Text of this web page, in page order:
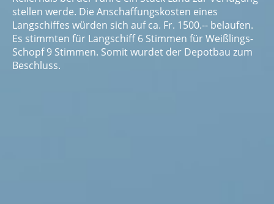
stellen werde. Die Anschaffungskosten eines
Langschiffes würden sich auf ca. Fr. 1500.-- belaufen.
Es stimmten für Langschiff 6 Stimmen für Weißlings-
Schopf 9 Stimmen. Somit wurdet der Depotbau zum
Beschluss.